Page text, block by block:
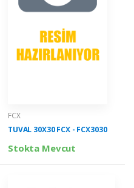
FCX
TUVAL 30X30 FCX - FCX3030
Stokta Mevcut